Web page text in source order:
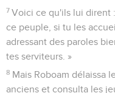
7 Voici ce qu'ils lui dirent
ce peuple, si tu les
adressant des paroles
tes serviteurs. »
8 Mais Roboam délaissa
anciens et consulta les